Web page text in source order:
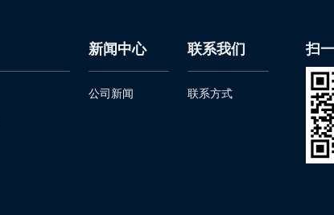
新闻中心
公司新闻
联系我们
联系方式
扫